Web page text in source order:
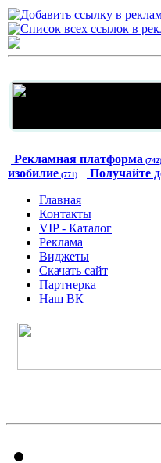
Рекламная платформа (742)
изобилие (771) Получайте
Главная
Контакты
VIP - Каталог
Реклама
Виджеты
Скачать сайт
Партнерка
Наш ВК